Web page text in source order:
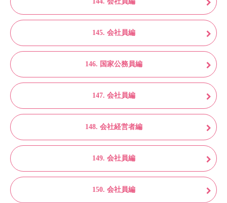
145. 会社員編
146. 国家公務員編
147. 会社員編
148. 会社経営者編
149. 会社員編
150. 会社員編